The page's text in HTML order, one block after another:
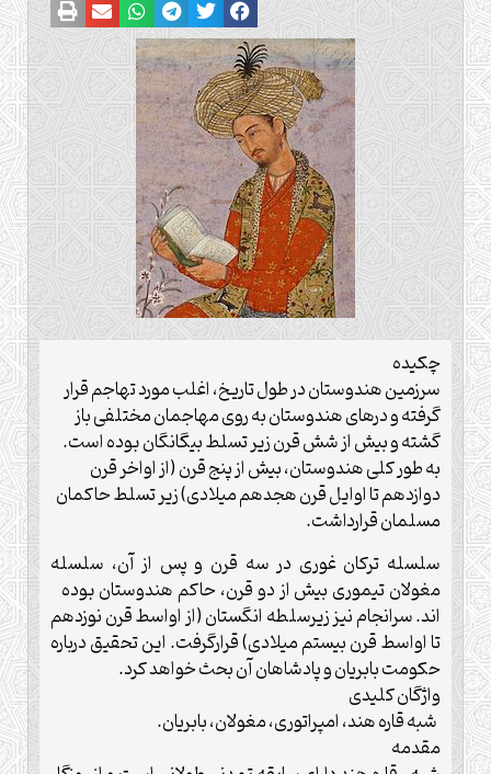
چکیده
سرزمین هندوستان در طول تاریخ، اغلب مورد تهاجم قرار
گرفته و درهای هندوستان به روی مهاجمان مختلفی باز
گشته و بیش از شش قرن زیر تسلط بیگانگان بوده است.
به طور کلی هندوستان، بیش از پنج قرن (از اواخر قرن
دوازدهم تا اوایل قرن هجدهم میلادی) زیر تسلط حاکمان
مسلمان قرارداشت.
سلسله ترکان غوری در سه قرن و پس از آن، سلسله
مغولان تیموری بیش از دو قرن، حاکم هندوستان بوده
اند. سرانجام نیز زیرسلطه انگستان (از اواسط قرن نوزدهم
تا اواسط قرن بیستم میلادی) قرارگرفت. این تحقیق درباره
حکومت بابریان و پادشاهان آن بحث خواهد کرد.
واژگان کلیدی
شبه قاره هند، امپراتوری، مغولان، بابریان.
مقدمه